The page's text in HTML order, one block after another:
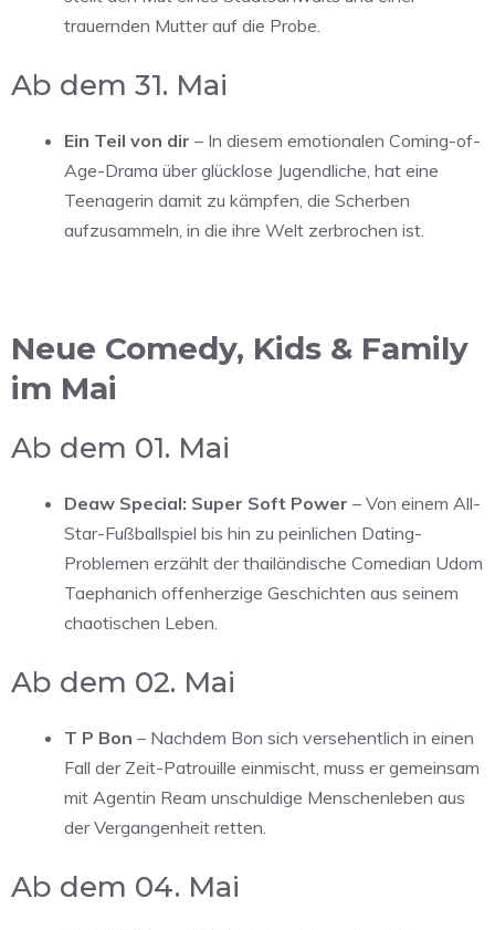
trauernden Mutter auf die Probe.
Ab dem 31. Mai
Ein Teil von dir – In diesem emotionalen Coming-of-
Age-Drama über glücklose Jugendliche, hat eine
Teenagerin damit zu kämpfen, die Scherben
aufzusammeln, in die ihre Welt zerbrochen ist.
Neue Comedy, Kids & Family
im Mai
Ab dem 01. Mai
Deaw Special: Super Soft Power – Von einem All-
Star-Fußballspiel bis hin zu peinlichen Dating-
Problemen erzählt der thailändische Comedian Udom
Taephanich offenherzige Geschichten aus seinem
chaotischen Leben.
Ab dem 02. Mai
T P Bon – Nachdem Bon sich versehentlich in einen
Fall der Zeit-Patrouille einmischt, muss er gemeinsam
mit Agentin Ream unschuldige Menschenleben aus
der Vergangenheit retten.
Ab dem 04. Mai